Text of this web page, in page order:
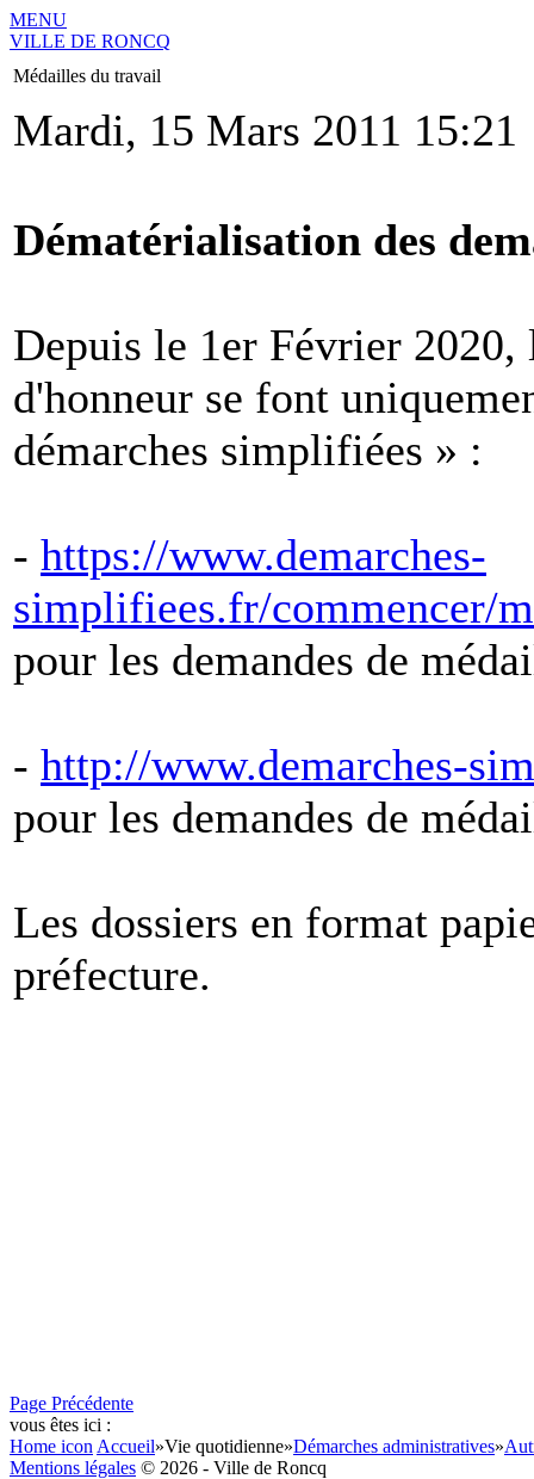
MENU
VILLE DE RONCQ
Médailles du travail
Mardi, 15 Mars 2011 15:21
Dématérialisation des
Depuis le 1er Février 2020,
d'honneur se font
démarches simplifiées » :
- https://www.demarches-
simplifiees.fr/commencer/
pour les demandes de
- http://www.demarches-
pour les demandes de
Les dossiers en format
préfecture.
Page Précédente
vous êtes ici :
Home icon Accueil»Vie quotidienne»Démarches administratives»
Mentions légales © 2026 - Ville de Roncq